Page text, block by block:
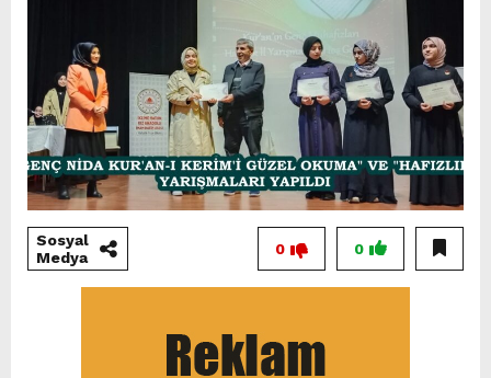
Sosyal
Medya
0
0